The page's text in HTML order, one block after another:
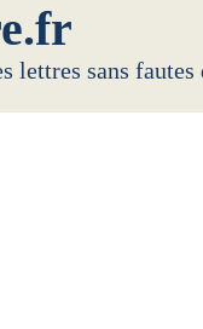
lettres sans